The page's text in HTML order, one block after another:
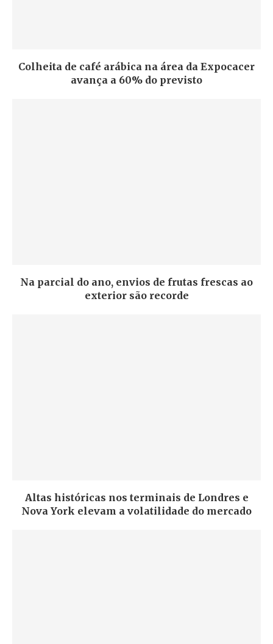
Colheita de café arábica na área da Expocacer
avança a 60% do previsto
Na parcial do ano, envios de frutas frescas ao
exterior são recorde
Altas históricas nos terminais de Londres e
Nova York elevam a volatilidade do mercado